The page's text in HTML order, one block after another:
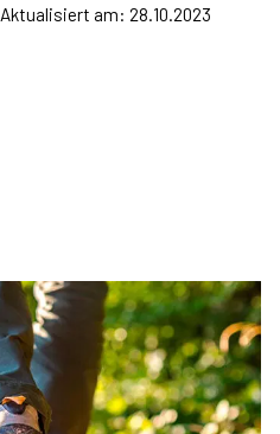
Aktualisiert am: 28.10.2023